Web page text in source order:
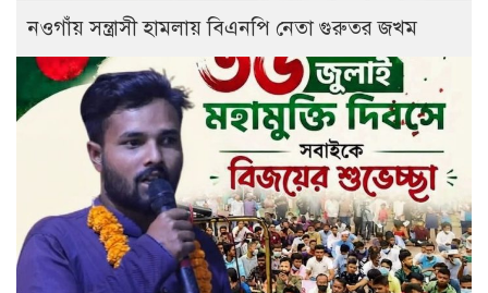
নওগাঁয় সন্ত্রাসী হামলায় বিএনপি নেতা গুরুতর জখম